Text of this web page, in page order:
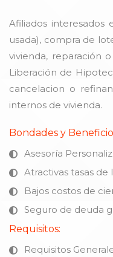
Afiliados interesados
usada), compra de
vivienda, reparación
Liberación de
cancelacion o
internos de vivienda.
Bondades y
Asesoría
Atractivas tasas de
Bajos costos de
Seguro de deuda
Requisitos:
Requisitos